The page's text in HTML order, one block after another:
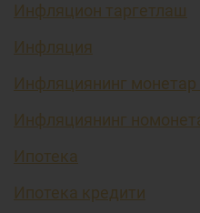
Инфляцион таргетлаш
Инфляция
Инфляциянинг
Инфляциянинг
Ипотека
Ипотека кредити